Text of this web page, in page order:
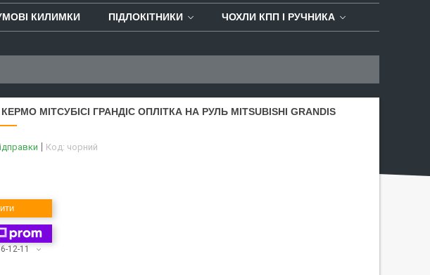
КИЛИМКИ ПІДЛОКІТНИКИ ЧОХЛИ КПП І РУЧНИКА
МІТСУБІСІ ГРАНДІС ОПЛІТКА НА РУЛЬ MITSUBISHI GRANDIS
Код: чорний
12-11